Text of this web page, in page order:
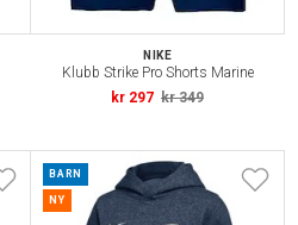
NIKE
Klubb Strike Pro Shorts Marine
kr 297 kr 349
BARN
NY